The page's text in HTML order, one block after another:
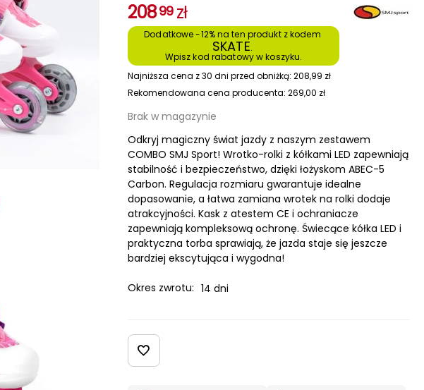
20899 zł
Dodatkowe -12% na ten produkt z kodem
SKATE.
Wpisz kod rabatowy w koszyku.
Najniższa cena z 30 dni przed obniżką: 208,99 zł
Rekomendowana cena producenta: 269,00 zł
Brak w magazynie
Odkryj magiczny świat jazdy z naszym zestawem
COMBO SMJ Sport! Wrotko-rolki z kółkami LED zapewniają
stabilność i bezpieczeństwo, dzięki łożyskom ABEC-5
Carbon. Regulacja rozmiaru gwarantuje idealne
dopasowanie, a łatwa zamiana wrotek na rolki dodaje
atrakcyjności. Kask z atestem CE i ochraniacze
zapewniają kompleksową ochronę. Świecące kółka LED i
praktyczna torba sprawiają, że jazda staje się jeszcze
bardziej ekscytująca i wygodna!
Okres zwrotu: 14 dni